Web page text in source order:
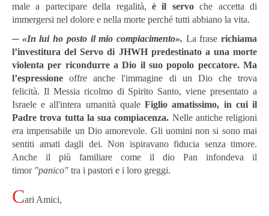
male a partecipare della regalità, è il servoche accetta di
immergersi nel dolore e nella morte perché tutti abbiano la vita.
─ «In lui ho posto il mio compiacimento». La frase richiama
l’investitura del Servo di JHWH predestinato a una morte
violenta per ricondurre a Dio il suo popolo peccatore. Ma
l’espressione offre anche l'immagine di un Dio che trova
felicità. Il Messia ricolmo di Spirito Santo, viene presentato a
Israele e all'intera umanità qualeFiglio amatissimo, in cui il
Padre trova tutta la sua compiacenza. Nelle antiche religioni
era impensabile un Dio amorevole. Gli uomini non si sono mai
sentiti amati dagli dei. Non ispiravano fiducia senza timore.
Anche il più familiare come il dio Pan infondeva il
timor "panico" tra i pastori e i loro greggi.
Cari Amici,